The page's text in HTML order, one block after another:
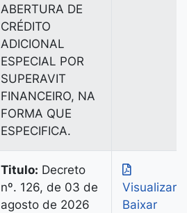
ABERTURA DE
CRÉDITO
ADICIONAL
ESPECIAL POR
SUPERAVIT
FINANCEIRO, NA
FORMA QUE
ESPECIFICA.
Titulo: Decreto
nº. 126, de 03 de
agosto de 2026
Visualizar
Baixar